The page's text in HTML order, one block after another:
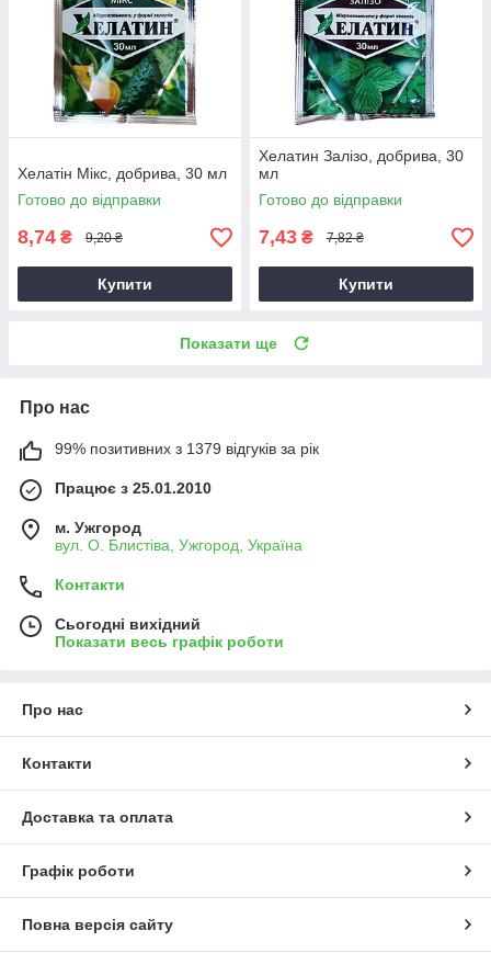
Хелатін Мікс, добрива, 30 мл
Готово до відправки
8,74 ₴ 9,20 ₴
Купити
Хелатин Залізо, добрива, 30
мл
Готово до відправки
7,43 ₴ 7,82 ₴
Купити
Показати ще
Про нас
99% позитивних з 1379 відгуків за рік
Працює з 25.01.2010
м. Ужгород
вул. О. Блистіва, Ужгород, Україна
Контакти
Сьогодні вихідний
Показати весь графік роботи
Про нас
Контакти
Доставка та оплата
Графік роботи
Повна версія сайту